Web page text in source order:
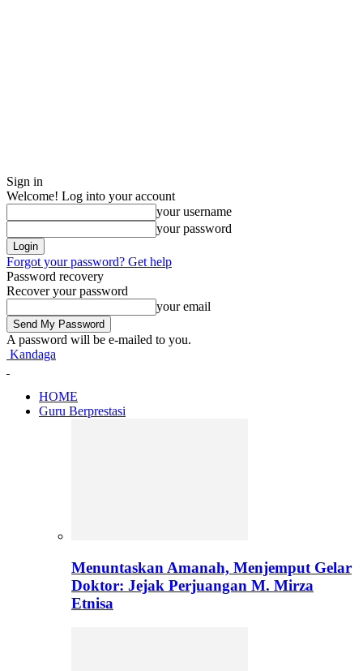
Sign in
Welcome! Log into your account
your username
your password
Forgot your password? Get help
Password recovery
Recover your password
your email
A password will be e-mailed to you.
Kandaga
HOME
Guru Berprestasi
Menuntaskan Amanah, Menjemput Gelar
Doktor: Jejak Perjuangan M. Mirza
Etnisa